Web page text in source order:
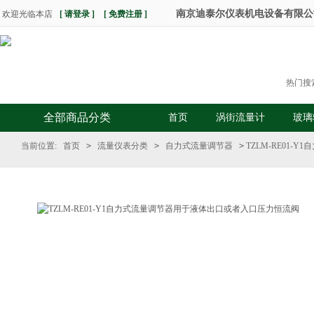
欢迎光临本店 [ 请登录 ] [ 免费注册 ] 南京迪泰尔仪表机电设备有限
热门搜
全部商品分类 首页 涡街流量计 玻
当前位置: 首页 > 流量仪表分类 > 自力式流量调节器 > TZLM-RE01-Y1